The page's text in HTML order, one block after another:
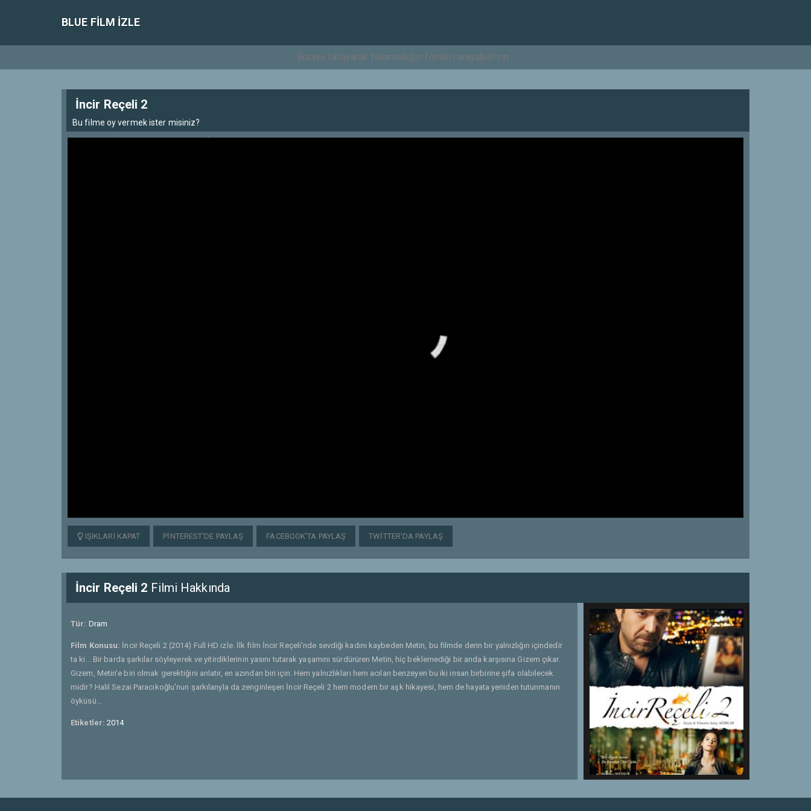
BLUE FILM IZLE
İncir Reçeli 2
Bu filme oy vermek ister misiniz?
IŞIKLARI KAPAT PINTEREST'DE PAYLAŞ FACEBOOK'TA PAYLAŞ TWITTER'DA PAYLAŞ
İncir Reçeli 2 Filmi Hakkında
Tür: Dram
Film Konusu: İncir Reçeli 2 (2014) Full HD izle. İlk film İncir Reçeli'nde sevdiği kadını kaybeden Metin, bu filmde derin bir yalnızlığın içindedir
ta ki... Bir barda şarkılar söyleyerek ve yitirdiklerinin yasını tutarak yaşamını sürdürüren Metin, hiç beklemediği bir anda karşısına Gizem çıkar.
Gizem, Metin'e biri olmak gerektiğini anlatır, en azından biri için. Hem yalnızlıkları hem acıları benzeyen bu iki insan birbirine şifa olabilecek
midir? Halil Sezai Paracıkoğlu'nun şarkılarıyla da zenginleşen İncir Reçeli 2 hem modern bir aşk hikayesi, hem de hayata yeniden tutunmanın
öyküsü...
Etiketler:2014